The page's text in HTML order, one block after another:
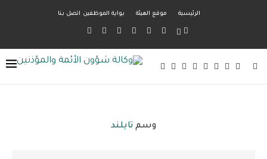
الرئيسية موقع الهيئة بواية الموظفين اتصل بنا
وسم تايلند